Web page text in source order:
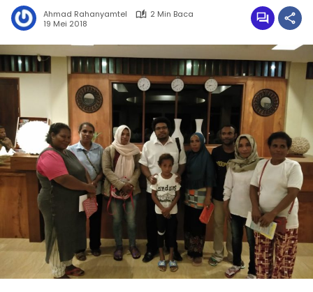
Ahmad Rahanyamtel
2 Min Baca
19 Mei 2018